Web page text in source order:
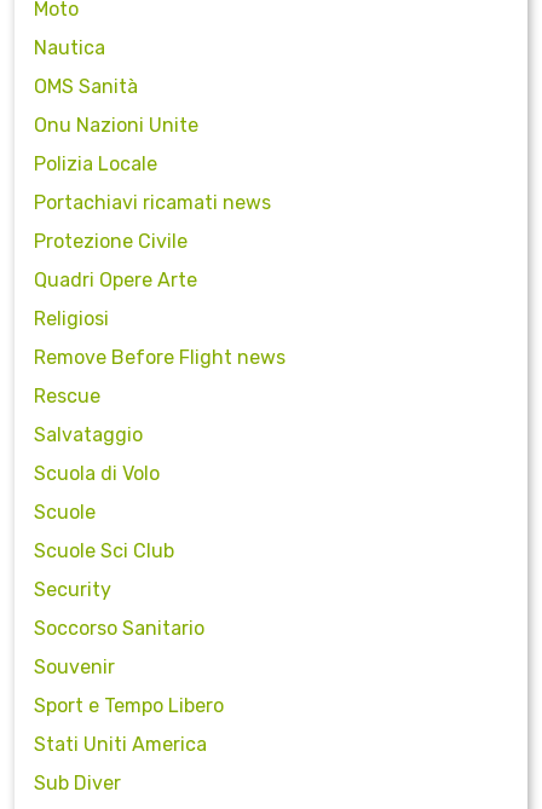
Moto
Nautica
OMS Sanità
Onu Nazioni Unite
Polizia Locale
Portachiavi ricamati news
Protezione Civile
Quadri Opere Arte
Religiosi
Remove Before Flight news
Rescue
Salvataggio
Scuola di Volo
Scuole
Scuole Sci Club
Security
Soccorso Sanitario
Souvenir
Sport e Tempo Libero
Stati Uniti America
Sub Diver